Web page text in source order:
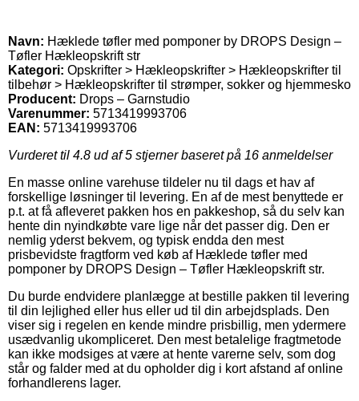
Navn: Hæklede tøfler med pomponer by DROPS Design –
Tøfler Hækleopskrift str
Kategori: Opskrifter > Hækleopskrifter > Hækleopskrifter til
tilbehør > Hækleopskrifter til strømper, sokker og hjemmesko
Producent: Drops – Garnstudio
Varenummer: 5713419993706
EAN: 5713419993706
Vurderet til 4.8 ud af 5 stjerner baseret på 16 anmeldelser
En masse online varehuse tildeler nu til dags et hav af
forskellige løsninger til levering. En af de mest benyttede er
p.t. at få afleveret pakken hos en pakkeshop, så du selv kan
hente din nyindkøbte vare lige når det passer dig. Den er
nemlig yderst bekvem, og typisk endda den mest
prisbevidste fragtform ved køb af Hæklede tøfler med
pomponer by DROPS Design – Tøfler Hækleopskrift str.
Du burde endvidere planlægge at bestille pakken til levering
til din lejlighed eller hus eller ud til din arbejdsplads. Den
viser sig i regelen en kende mindre prisbillig, men ydermere
usædvanlig ukompliceret. Den mest betalelige fragtmetode
kan ikke modsiges at være at hente varerne selv, som dog
står og falder med at du opholder dig i kort afstand af online
forhandlerens lager.